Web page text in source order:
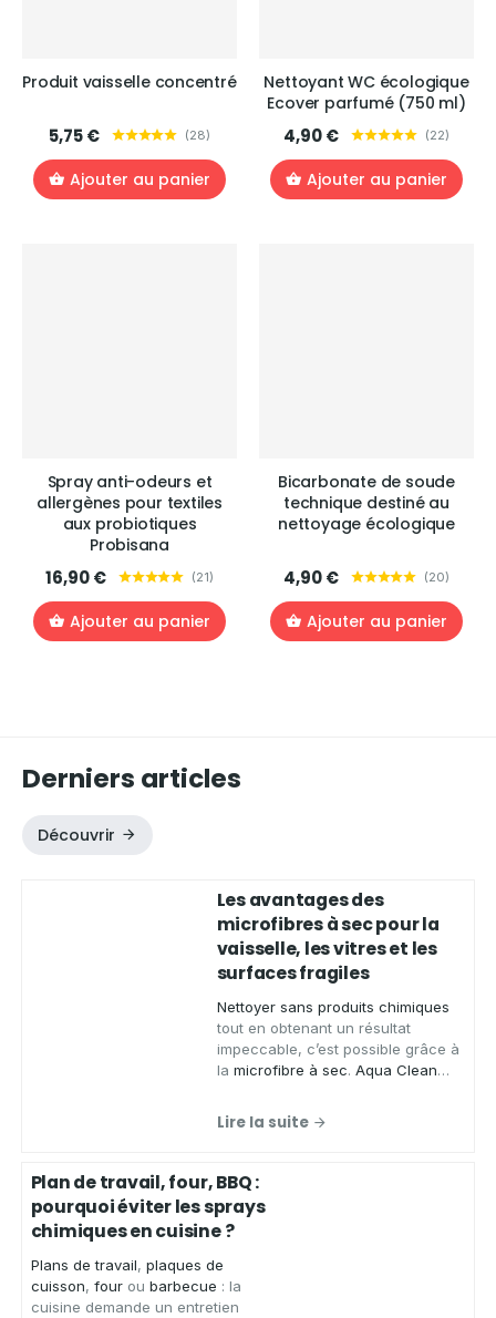
Produit vaisselle concentré
5,75 € (28)
Ajouter au panier
Nettoyant WC écologique
Ecover parfumé (750 ml)
4,90 € (22)
Ajouter au panier
Spray anti-odeurs et
allergènes pour textiles
aux probiotiques
Probisana
16,90 € (21)
Ajouter au panier
Bicarbonate de soude
technique destiné au
nettoyage écologique
4,90 € (20)
Ajouter au panier
Derniers articles
Découvrir
Les avantages des
microfibres à sec pour la
vaisselle, les vitres et les
surfaces fragiles
Nettoyer sans produits chimiques
tout en obtenant un résultat
impeccable, c’est possible grâce à
la microfibre à sec. Aqua Clean
zéro déchet, vous présente ses
chiffons microfibres de qualité
etnettoyer
surfaces
Lire la suite
Plan de travail, four, BBQ :
pourquoi éviter les sprays
chimiques en cuisine ?
Plans de travail, plaques de
cuisson, fourou barbecue : la
cuisine demande un entretien